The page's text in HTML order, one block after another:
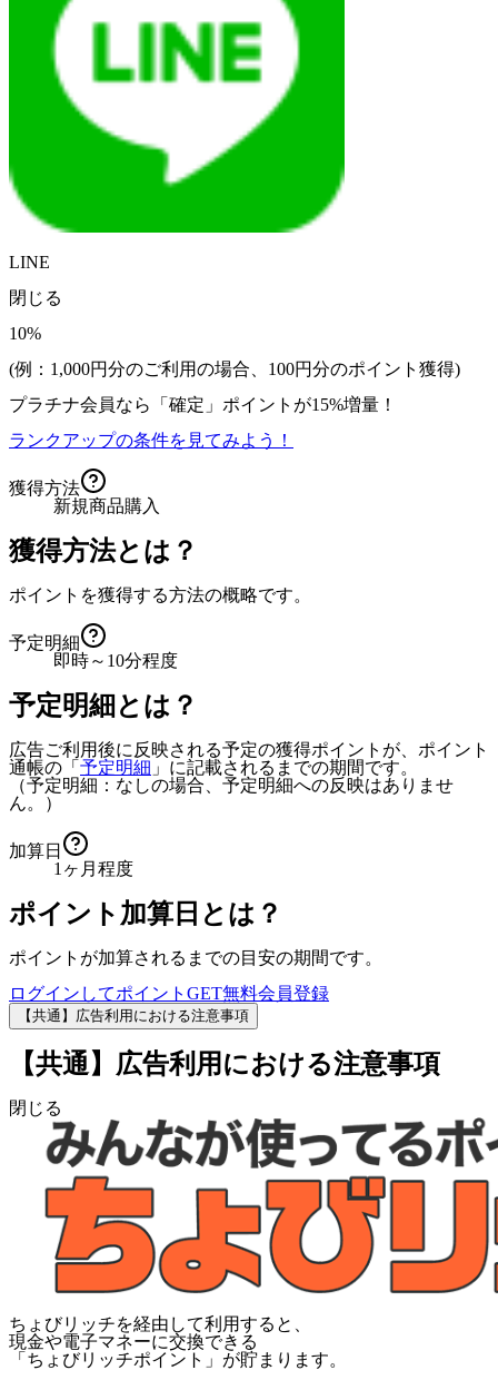
LINE
閉じる
10%
(例：1,000円分のご利用の場合、 100円分のポイント獲得)
プラチナ会員なら
「確定」 ポイントが15%増量！
ランクアップの条件を見てみよう！
獲得方法
新規商品購入
獲得方法とは？
ポイントを獲得する方法の概略です。
予定明細
即時～10分程度
予定明細とは？
広告ご利用後に反映される予定の獲得ポイントが、ポイント
通帳の「 予定明細 」に記載されるまでの期間です。
（予定明細：なしの場合、予定明細への反映はありませ
ん。）
加算日
1ヶ月程度
ポイント加算日とは？
ポイントが加算されるまでの目安の期間です。
ログインしてポイントGET無料会員登録
【共通】広告利用における注意事項
【共通】広告利用における注意事項
閉じる
ちょびリッチを経由して利用すると、
現金や電子マネーに交換できる
「 ちょびリッチポイント 」が貯まります。